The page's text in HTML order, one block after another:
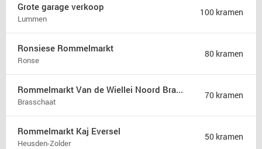
Grote garage verkoop
Lummen
100 kramen
Ronsiese Rommelmarkt
Ronse
80 kramen
Rommelmarkt Van de Wiellei Noord Brasschaat
Brasschaat
70 kramen
Rommelmarkt Kaj Eversel
Heusden-Zolder
50 kramen